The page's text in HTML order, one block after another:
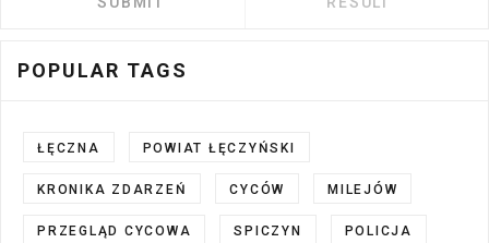
POPULAR TAGS
ŁĘCZNA POWIAT ŁĘCZYŃSKI
KRONIKA ZDARZEŃ CYCÓW MILEJÓW
PRZEGLĄD CYCOWA SPICZYN POLICJA